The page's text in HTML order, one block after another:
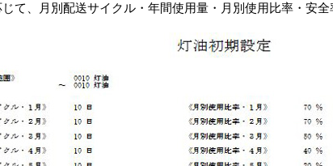
て、月別配送サイクル・年間使用量・月別使用比率・安全